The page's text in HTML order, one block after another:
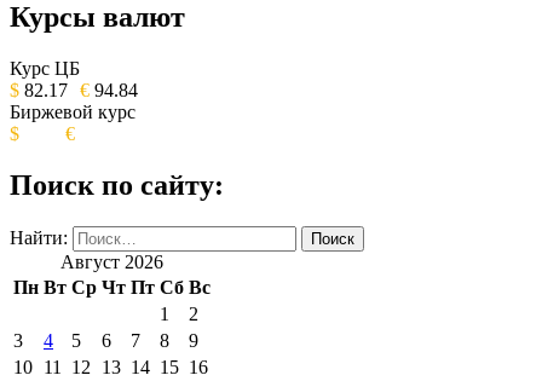
ОБЩЕСТВЕННО-ПОЛИТИЧЕСКОЕ
ИЗДАНИЕ КАМЧАТСКОГО КРАЯ.
Курсы валют
Курс ЦБ
$ 82.17 € 94.84
Биржевой курс
$
€
Поиск по сайту:
Найти:
Август 2026
Пн Вт Ср Чт Пт Сб Вс
1
2
3
4 5 6 7 8
9
10 11 12 13 14 15 16